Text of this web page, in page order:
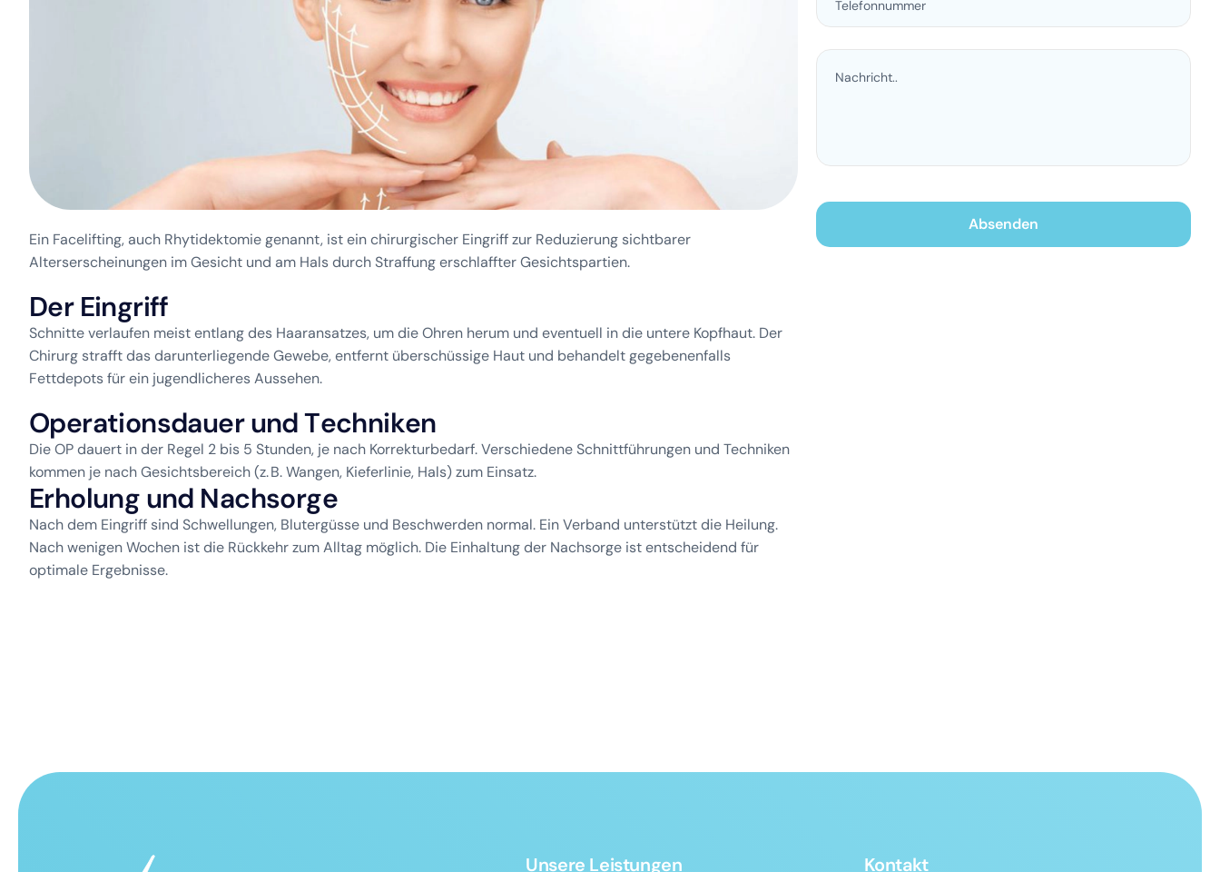
Ein Facelifting, auch Rhytidektomie genannt, ist ein chirurgischer Eingriff zur Reduzierung sichtbarer
Alterserscheinungen im Gesicht und am Hals durch Straffung erschlaffter Gesichtspartien.
Der Eingriff
Schnitte verlaufen meist entlang des Haaransatzes, um die Ohren herum und eventuell in die untere Kopfhaut. Der
Chirurg strafft das darunterliegende Gewebe, entfernt überschüssige Haut und behandelt gegebenenfalls
Fettdepots für ein jugendlicheres Aussehen.
Operationsdauer undTechniken
Die OP dauert in der Regel 2 bis 5 Stunden, je nach Korrekturbedarf. Verschiedene Schnittführungen und Techniken
kommen je nach Gesichtsbereich (z. B. Wangen, Kieferlinie, Hals) zum Einsatz.
Erholung und Nachsorge
Nach dem Eingriff sind Schwellungen, Blutergüsse und Beschwerden normal. Ein Verband unterstützt die Heilung.
Nach wenigen Wochen ist die Rückkehr zum Alltag möglich. Die Einhaltung der Nachsorge ist entscheidend für
optimale Ergebnisse.
Unsere Leistungen Kontakt